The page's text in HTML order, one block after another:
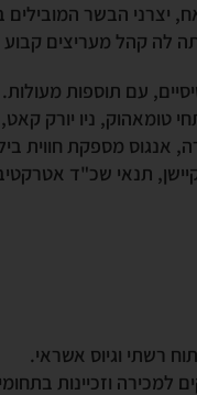
הבשר המובילים
לה קהל מעריצים קבוע
עם תוספות מעולות.
ניו יורק קאט,
אנגוס מספקת חווית
תנאי שכ"ד
למכירה וזכיינות